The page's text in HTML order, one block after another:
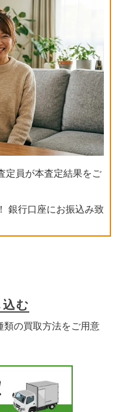
定員が本査定結果をご
銀行口座にお振込み致
む
類の買取方法をご用意